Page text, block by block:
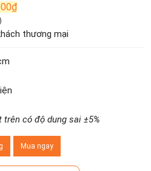
₫Giá
hiện
là:thương mại
trên có độ dung sai ±5%
Mua ngay